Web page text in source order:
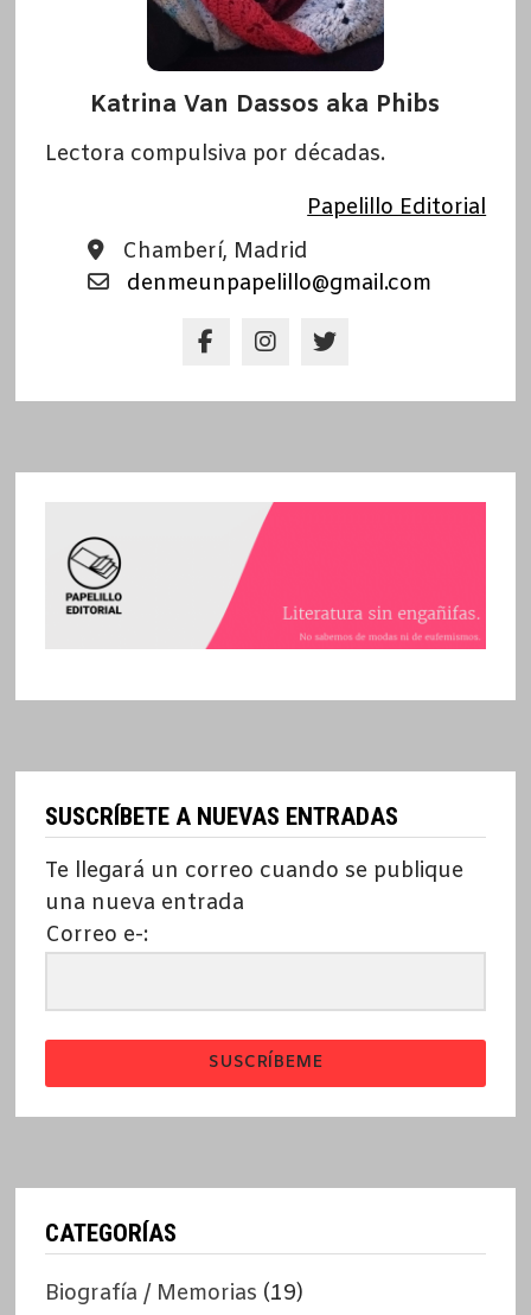
Katrina Van Dassos aka Phibs
Lectora compulsiva por décadas.
Papelillo Editorial
Chamberí, Madrid
denmeunpapelillo@gmail.com
SUSCRÍBETE A NUEVAS ENTRADAS
Te llegará un correo cuando se publique
una nueva entrada
Correo e-:
SUSCRÍBEME
CATEGORÍAS
Biografía / Memorias (19)